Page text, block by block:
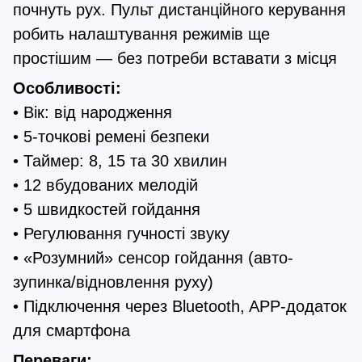
почнуть рух. Пульт дистанційного керування
робить налаштування режимів ще
простішим — без потреби вставати з місця
Особливості:
• Вік: від народження
• 5-точкові ремені безпеки
• Таймер: 8, 15 та 30 хвилин
• 12 вбудованих мелодій
• 5 швидкостей гойдання
• Регулювання гучності звуку
• «Розумний» сенсор гойдання (авто-
зупинка/відновлення руху)
• Підключення через Bluetooth, APP-додаток
для смартфона